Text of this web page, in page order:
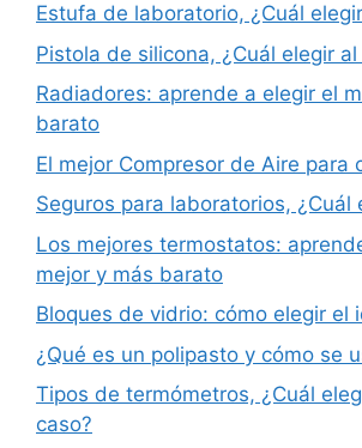
Estufa de laboratorio, ¿Cuál
Pistola de silicona, ¿Cuál elegir
Radiadores: aprende a elegir el
barato
El mejor Compresor de Aire para
Seguros para laboratorios, ¿Cuál
Los mejores termostatos:
mejor y más barato
Bloques de vidrio: cómo elegir el
¿Qué es un polipasto y cómo se
Tipos de termómetros, ¿Cuál
caso?